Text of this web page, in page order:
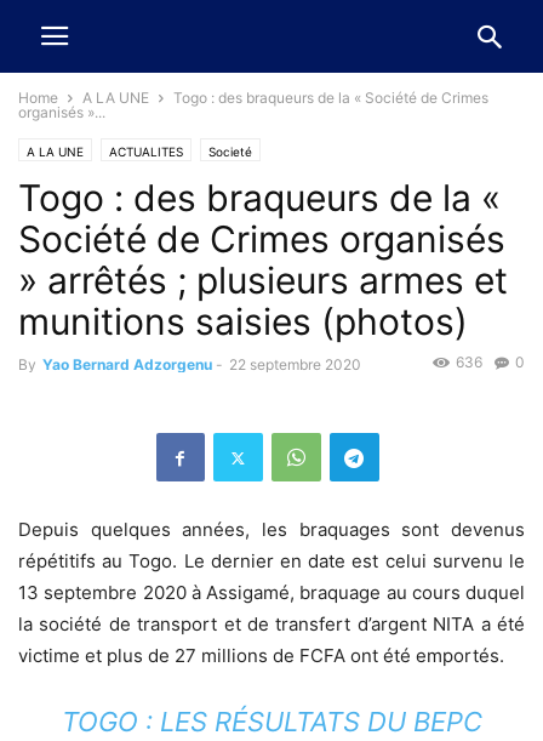
Home A LA UNE
Togo : des braqueurs de la « Société de Crimes
organisés »...
A LA UNE ACTUALITES Societé
Togo : des braqueurs de la «
Société de Crimes organisés
» arrêtés ; plusieurs armes et
munitions saisies (photos)
By Yao Bernard Adzorgenu - 22 septembre 2020 0
636
Depuis quelques années, les braquages sont devenus
répétitifs au Togo. Le dernier en date est celui survenu le
13 septembre 2020 à Assigamé, braquage au cours duquel
la société de transport et de transfert d’argent NITA a été
victime et plus de 27 millions de FCFA ont été emportés.
TOGO : LES RÉSULTATS DU BEPC